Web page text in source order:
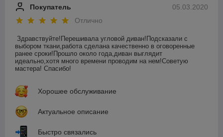
05.03.2020
Покупатель
Отлично
Здравствуйте!Перешивала угловой диван!Подсказали с
выбором ткани,работа сделана качественно в оговоренные
ранее сроки!Прошло около года,диван выглядит
идеально,хотя много времени проводим на нем!Советую
мастера! Спасибо!
Хорошее обслуживание
Актуальное описание
Быстро связались